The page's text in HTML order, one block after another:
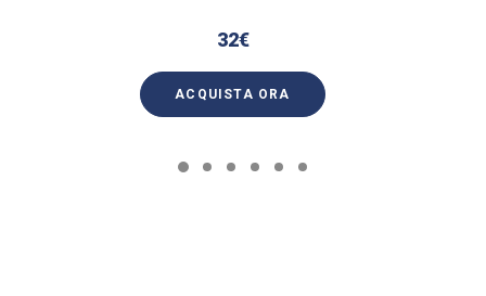
32€
ACQUISTA ORA